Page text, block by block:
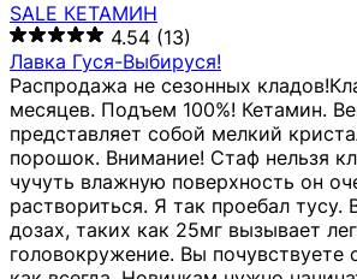
SALE КЕТАМИН
4.54 (13)
Лавка Гуся-Выбируся!
Распродажа не сезонных
месяцев. Подъем 100%! Кетамин.
представляет собой мелкий
порошок. Внимание! Стаф нельзя
чучуть влажную поверхность он
раствориться. Я так проебал тусу.
дозах, таких как 25мг вызывает
головокружение. Вы почувствуете